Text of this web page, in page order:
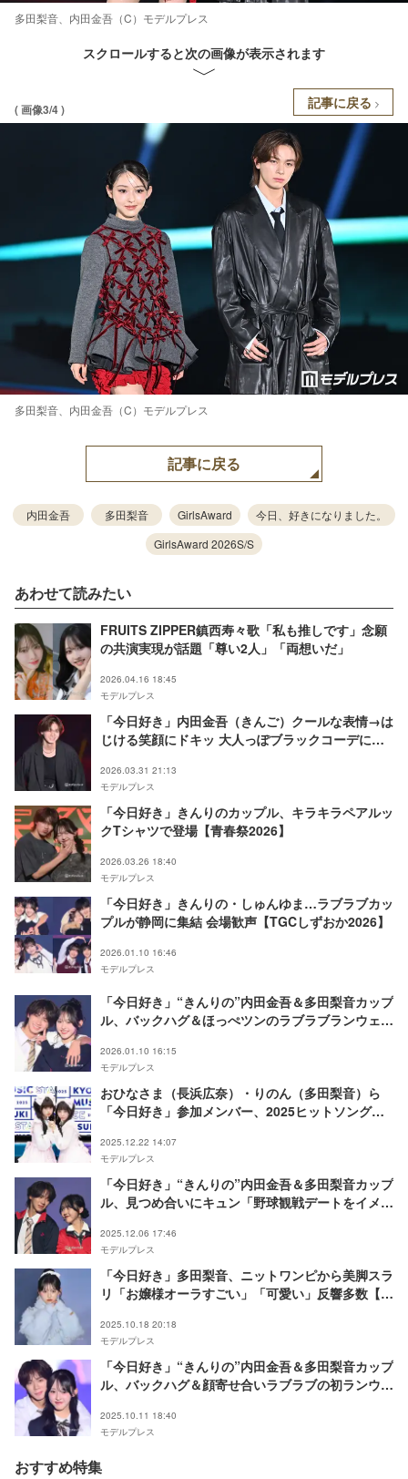
多田梨音、内田金吾（C）モデルプレス
スクロールすると次の画像が表示されます
( 画像3/4 ) 記事に戻る
多田梨音、内田金吾（C）モデルプレス
記事に戻る
内田金吾 多田梨音 GirlsAward
今日、好きになりました。
GirlsAward 2026S/S
あわせて読みたい
FRUITS ZIPPER鎮西寿々歌「私も推しです」念願
の共演実現が話題「尊い2人」「両想いだ」
2026.04.16 18:45
モデルプレス
「今日好き」内田金吾（きんご）クールな表情→は
じける笑顔にドキッ 大人っぽブラックコーデに会
2026.03.31 21:13
モデルプレス
「今日好き」きんりのカップル、キラキラペアルッ
クTシャツで登場【青春祭2026】
2026.03.26 18:40
モデルプレス
「今日好き」きんりの・しゅんゆま…ラブラブカッ
プルが静岡に集結 会場歓声【TGCしずおか2026】
2026.01.10 16:46
モデルプレス
「今日好き」“きんりの”内⽥⾦吾＆多⽥梨⾳カップ
ル、バックハグ＆ほっぺツンのラブラブランウェイ
2026.01.10 16:15
モデルプレス
おひなさま（長浜広奈）・りのん（多田梨音）ら
「今日好き」参加メンバー、2025ヒットソング披
2025.12.22 14:07
モデルプレス
「今日好き」“きんりの”内田金吾＆多田梨音カップ
ル、見つめ合いにキュン「野球観戦デートをイメー
島2025】
2025.12.06 17:46
モデルプレス
「今日好き」多⽥梨⾳、ニットワンピから美脚スラ
リ「お嬢様オーラすごい」「可愛い」反響多数【ガ
2025.10.18 20:18
モデルプレス
「今日好き」“きんりの”内⽥⾦吾＆多⽥梨⾳カップ
ル、バックハグ＆顔寄せ合いラブラブの初ランウェ
2025.10.11 18:40
モデルプレス
おすすめ特集